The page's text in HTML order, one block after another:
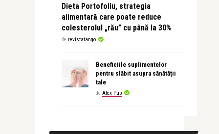
Dieta Portofoliu, strategia
alimentară care poate reduce
colesterolul „rău” cu până la 30%
de revistatango
Beneficiile suplimentelor
pentru slăbit asupra sănătății
tale
de Alex Pub